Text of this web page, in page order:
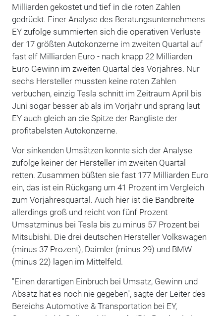
Milliarden gekostet und tief in die roten Zahlen
gedrückt. Einer Analyse des Beratungsunternehmens
EY zufolge summierten sich die operativen Verluste
der 17 größten Autokonzerne im zweiten Quartal auf
fast elf Milliarden Euro - nach knapp 22 Milliarden
Euro Gewinn im zweiten Quartal des Vorjahres. Nur
sechs Hersteller mussten keine roten Zahlen
verbuchen, einzig Tesla schnitt im Zeitraum April bis
Juni sogar besser ab als im Vorjahr und sprang laut
EY auch gleich an die Spitze der Rangliste der
profitabelsten Autokonzerne.
Vor sinkenden Umsätzen konnte sich der Analyse
zufolge keiner der Hersteller im zweiten Quartal
retten. Zusammen büßten sie fast 177 Milliarden Euro
ein, das ist ein Rückgang um 41 Prozent im Vergleich
zum Vorjahresquartal. Auch hier ist die Bandbreite
allerdings groß und reicht von fünf Prozent
Umsatzminus bei Tesla bis zu minus 57 Prozent bei
Mitsubishi. Die drei deutschen Hersteller Volkswagen
(minus 37 Prozent), Daimler (minus 29) und BMW
(minus 22) lagen im Mittelfeld.
"Einen derartigen Einbruch bei Umsatz, Gewinn und
Absatz hat es noch nie gegeben", sagte der Leiter des
Bereichs Automotive & Transportation bei EY,